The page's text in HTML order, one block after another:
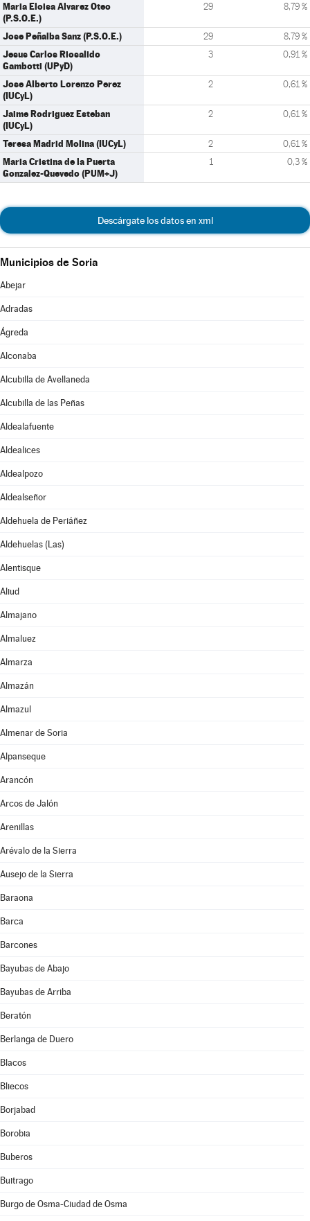
Maria Eloisa Alvarez Oteo
(P.S.O.E.)
29 8,79 %
Jose Peñalba Sanz (P.S.O.E.) 29 8,79 %
Jesus Carlos Riosalido
Gambotti (UPyD)
3 0,91 %
Jose Alberto Lorenzo Perez
(IUCyL)
2 0,61 %
Jaime Rodriguez Esteban
(IUCyL)
2 0,61 %
Teresa Madrid Molina (IUCyL) 2 0,61 %
Maria Cristina de la Puerta
Gonzalez-Quevedo (PUM+J)
1 0,3 %
Descárgate los datos en xml
Municipios de Soria
Abejar
Adradas
Ágreda
Alconaba
Alcubilla de Avellaneda
Alcubilla de las Peñas
Aldealafuente
Aldealices
Aldealpozo
Aldealseñor
Aldehuela de Periáñez
Aldehuelas (Las)
Alentisque
Aliud
Almajano
Almaluez
Almarza
Almazán
Almazul
Almenar de Soria
Alpanseque
Arancón
Arcos de Jalón
Arenillas
Arévalo de la Sierra
Ausejo de la Sierra
Baraona
Barca
Barcones
Bayubas de Abajo
Bayubas de Arriba
Beratón
Berlanga de Duero
Blacos
Bliecos
Borjabad
Borobia
Buberos
Buitrago
Burgo de Osma-Ciudad de Osma